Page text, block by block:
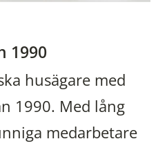
1990
husägare med
1990. Med lång
medarbetare